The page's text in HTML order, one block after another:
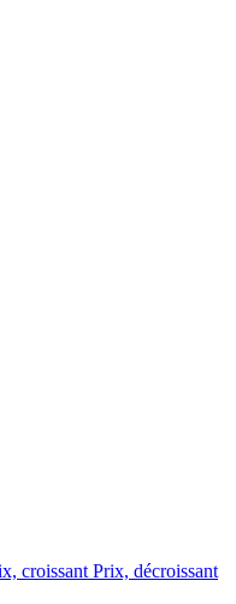
croissant Prix, décroissant